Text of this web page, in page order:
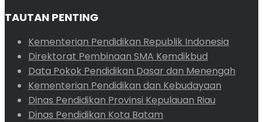
TAUTAN PENTING
Kementerian Pendidikan Republik Indonesia
Direktorat Pembinaan SMA Kemdikbud
Data Pokok Pendidikan Dasar dan Menengah
Kementerian Pendidikan dan Kebudayaan
Dinas Pendidikan Provinsi Kepulauan Riau
Dinas Pendidikan Kota Batam